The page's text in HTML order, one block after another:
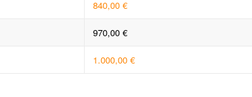
840,00 €
970,00 €
1.000,00 €